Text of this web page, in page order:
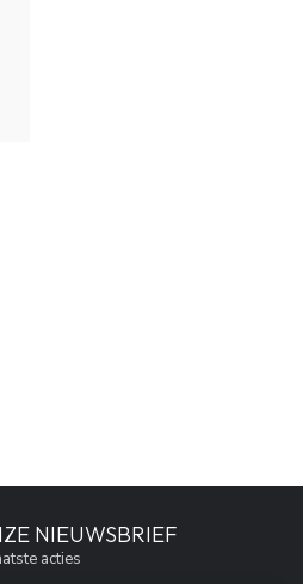
NIEUWSBRIEF
acties